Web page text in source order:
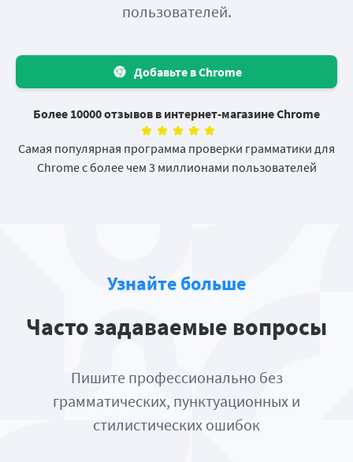
пользователей.
Добавьте в Chrome
Более 10000 отзывов в интернет-магазине Chrome
Самая популярная программа проверки грамматики для
Chrome с более чем 3 миллионами пользователей
Узнайте больше
Часто задаваемые вопросы
Пишите профессионально без
грамматических, пунктуационных и
стилистических ошибок